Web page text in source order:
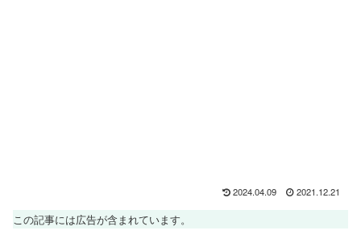
2024.04.09 2021.12.21
この記事には広告が含まれています。